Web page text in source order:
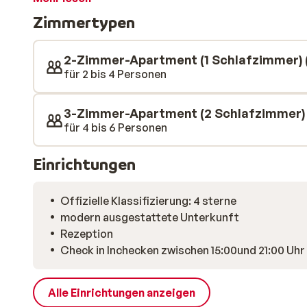
gemütlichen Balkon oder eine Terrasse mit Blick auf
AlpenParks Hotel & Apartment entfernt befindet
Skilift Rossheute ist 1,7 Kilometer vom AlpenParks
Zimmertypen
2-Zimmer-Apartment (1
für 2 bis 4 Personen
3-Zimmer-Apartment (2 Schlafzimmer)
für 4 bis 6 Personen
Einrichtungen
Offizielle Klassifizierung: 4 sterne
modern ausgestattete Unterkunft
Rezeption
Check in Inchecken zwischen 15:00und 21:00 Uhr
Alle Einrichtungen anzeigen